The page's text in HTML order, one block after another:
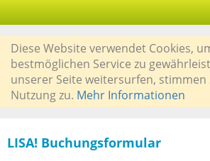
Diese Website verwendet Cookies,
bestmöglichen Service zu
unserer Seite weitersurfen, stimmen
Nutzung zu. Mehr Informationen
LISA! Buchungsformular